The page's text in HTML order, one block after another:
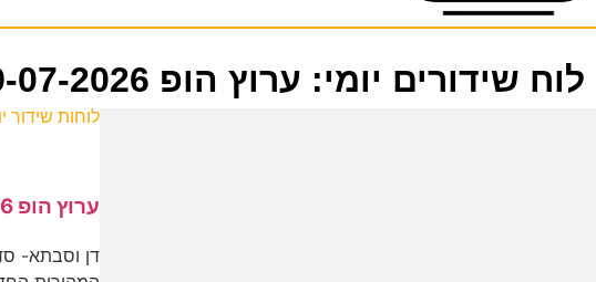
לוח שידורים יומי: ערוץ הופ 09-07-2026
לוחות שידור
ערוץ הופ 06-08-2026